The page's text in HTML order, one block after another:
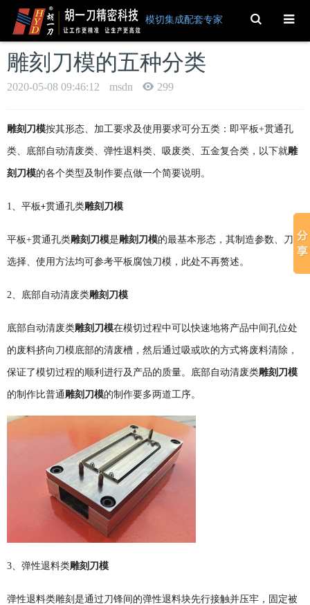
模切集成配套专家 Toggle
Search
雕刻刀模的五种分类
2020-05-08 09:46:12 msdn 299
雕刻刀模按其形态、加工要求及使用要求可分五类：即平板+贯通孔
类、底部自动清废类、弹性退料类、吸废类、五金复合类，以下就雕
刻刀模的各个类型及制作要点做一个简要说明。
1、平板+贯通孔类雕刻刀模
平板+贯通孔类雕刻刀模是雕刻刀模的最基本形态，其制造参数、刀锋
选择、使用方法均可参考平板腐蚀刀模，此处不再赘述。
2、底部自动清废类雕刻刀模
底部自动清废类雕刻刀模在模切过程中可以快速地将产品中间孔位处
的废料挤向刀模底部的清废槽，然后通过吸或吹的方式将废料清除，
保证了模切过程的顺利进行及产品的质量。底部自动清废类雕刻刀模
的制作比普通雕刻刀模的制作要多两道工序。
3、弹性退料类雕刻刀模
弹性退料类雕刻是通过刀锋间的弹性退料块先行接触并压牢，固定被